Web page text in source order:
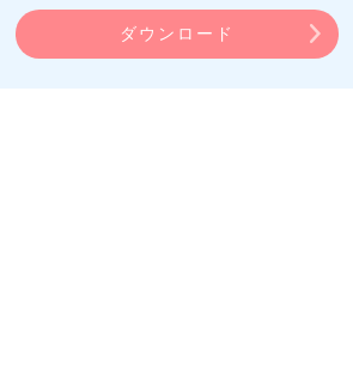
ダウンロード